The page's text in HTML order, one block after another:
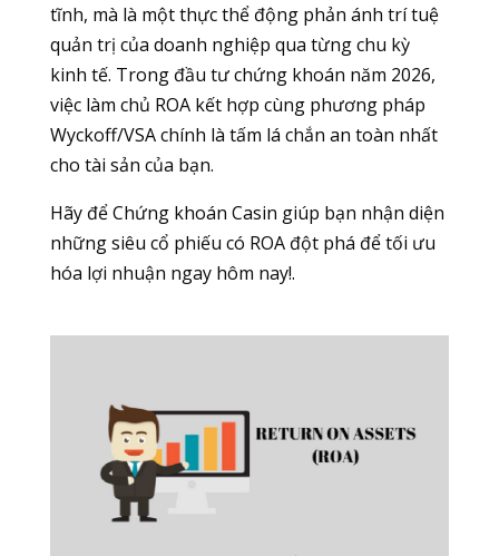
tĩnh, mà là một thực thể động phản ánh trí tuệ
quản trị của doanh nghiệp qua từng chu kỳ
kinh tế. Trong đầu tư chứng khoán năm 2026,
việc làm chủ ROA kết hợp cùng phương pháp
Wyckoff/VSA chính là tấm lá chắn an toàn nhất
cho tài sản của bạn.
Hãy để Chứng khoán Casin giúp bạn nhận diện
những siêu cổ phiếu có ROA đột phá để tối ưu
hóa lợi nhuận ngay hôm nay!.